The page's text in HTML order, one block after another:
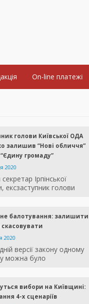
On-line платежі
голови Київської ОДА
залишив “Нові обличчя”
громаду”
2020
Ірпінської
ексзаступник голови
балотування: залишити
2020
версії закону одному
можна було
вибори на Київщині:
4-х сценаріїв